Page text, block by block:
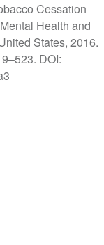
Cessation
Health and
States, 2016.
DOI: